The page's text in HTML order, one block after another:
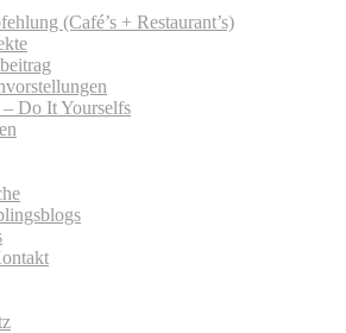
(Café’s + Restaurant’s)
Do It Yourselfs